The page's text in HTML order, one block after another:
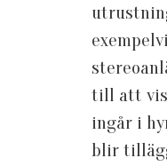
till att
ingår i
blir